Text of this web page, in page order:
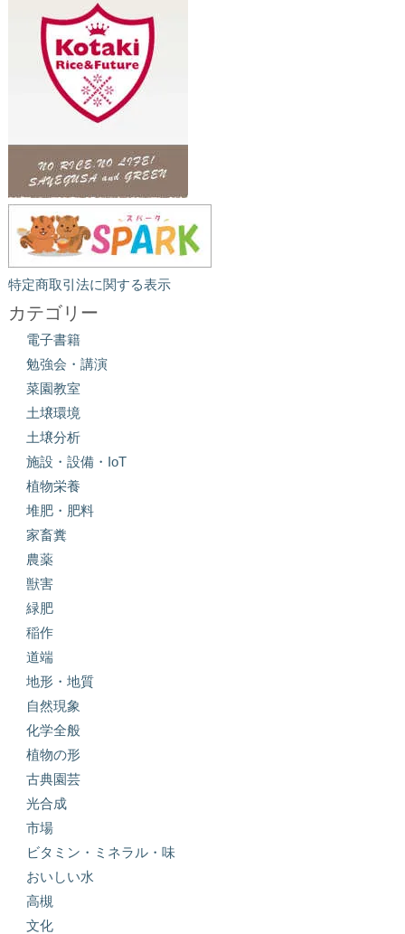
特定商取引法に関する表示
カテゴリー
電子書籍
勉強会・講演
菜園教室
土壌環境
土壌分析
施設・設備・IoT
植物栄養
堆肥・肥料
家畜糞
農薬
獣害
緑肥
稲作
道端
地形・地質
自然現象
化学全般
植物の形
古典園芸
光合成
市場
ビタミン・ミネラル・味
おいしい水
高槻
文化